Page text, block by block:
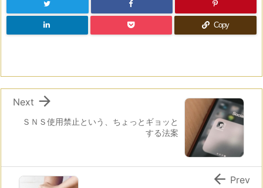
Copy
ＳＮＳ使用禁止という、ちょっとギョッと
する法案

Next
 Prev